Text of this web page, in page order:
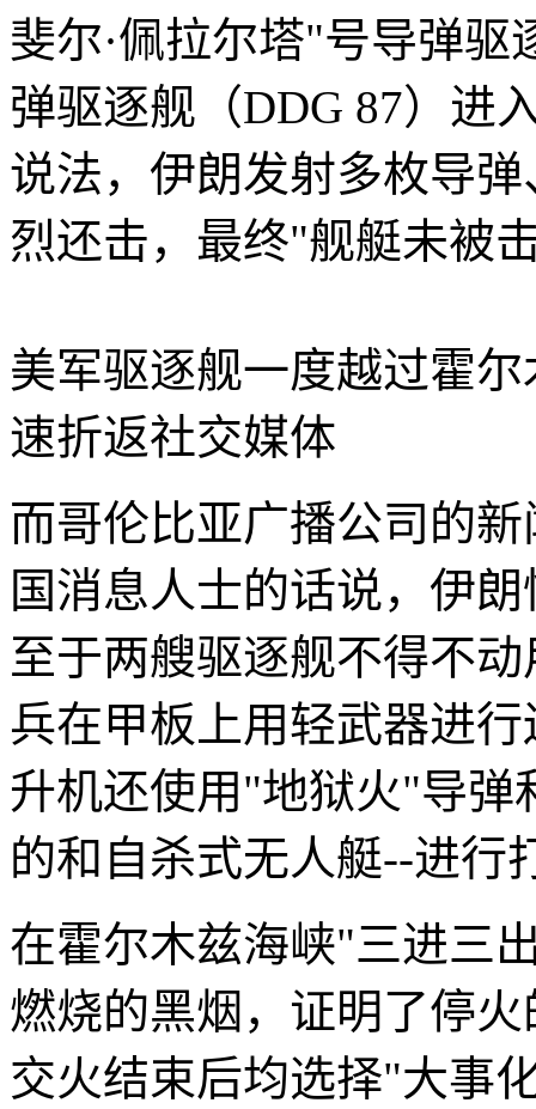
斐尔·佩拉尔塔"号导弹驱
弹驱逐舰（DDG 87）进
说法，伊朗发射多枚导
烈还击，最终"舰艇未被
美军驱逐舰一度越过霍
速折返社交媒体
而哥伦比亚广播公司的
国消息人士的话说，伊
至于两艘驱逐舰不得不
兵在甲板上用轻武器进
升机还使用"地狱火"导弹
的和自杀式无人艇--进行
在霍尔木兹海峡"三进三
燃烧的黑烟，证明了停
交火结束后均选择"大事